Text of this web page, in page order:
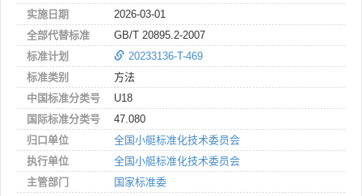
实施日期
2026-03-01
全部代替标准
GB/T 20895.2-2007
标准计划
20233136-T-469
标准类别
方法
中国标准分类号
U18
国际标准分类号
47.080
归口单位
全国小艇标准化技术委员会
执行单位
全国小艇标准化技术委员会
主管部门
国家标准委